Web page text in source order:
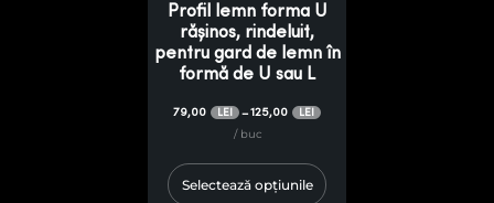
Profil lemn forma U
rășinos, rindeluit,
pentru gard de lemn în
formă de U sau L
79,00 LEI –125,00 LEI
/ buc
Selectează opțiunile